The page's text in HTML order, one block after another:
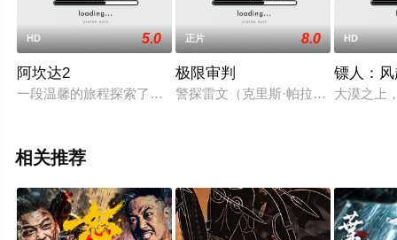
HD 5.0
阿坎达2
一段温馨的旅程探索了儿童的纯真、自然世界和精神信仰之间的
正片 8.0
极限审判
警探雷文（克里斯·帕拉特 饰）突遭
HD
镖人：
大漠之上
相关推荐